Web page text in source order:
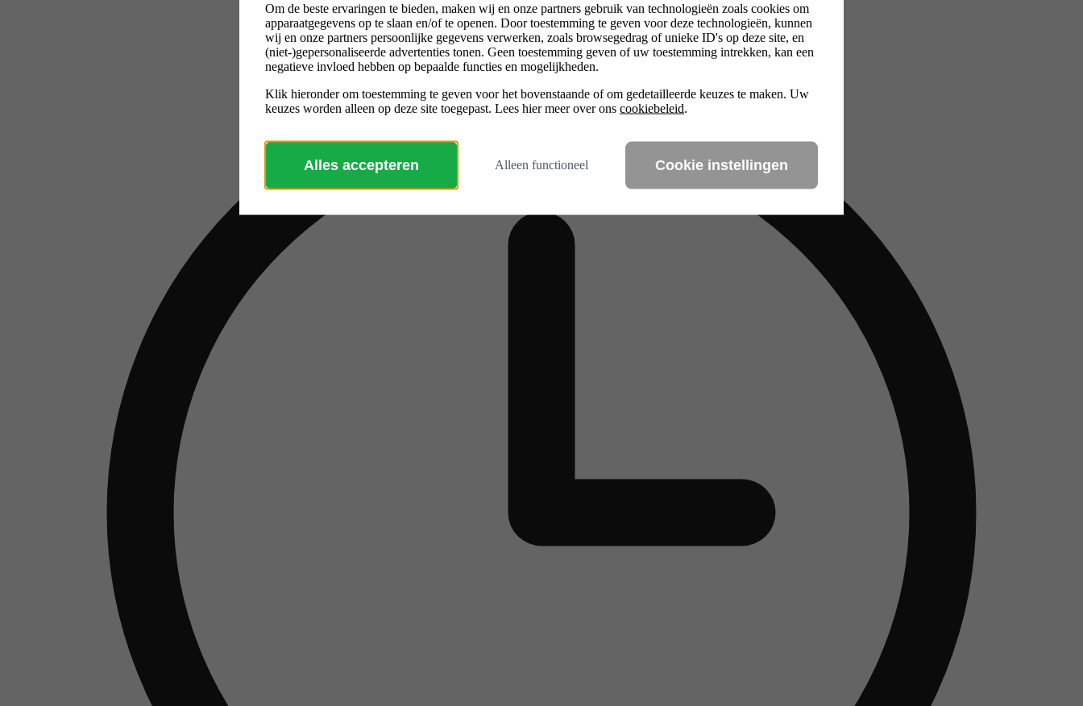
Om de beste ervaringen te bieden, maken wij en onze partners gebruik van technologieën zoals cookies om
apparaatgegevens op te slaan en/of te openen. Door toestemming te geven voor deze technologieën, kunnen
wij en onze partners persoonlijke gegevens verwerken, zoals browsegedrag of unieke ID's op deze site, en
(niet-)gepersonaliseerde advertenties tonen. Geen toestemming geven of uw toestemming intrekken, kan een
negatieve invloed hebben op bepaalde functies en mogelijkheden.
Klik hieronder om toestemming te geven voor het bovenstaande of om gedetailleerde keuzes te maken. Uw
keuzes worden alleen op deze site toegepast. Lees hier meer over ons cookiebeleid.
Alles accepteren Alleen functioneel Cookie instellingen